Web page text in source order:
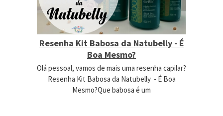
Resenha Kit Babosa da Natubelly - É
Boa Mesmo?
Olá pessoal, vamos de mais uma resenha capilar?
Resenha Kit Babosa da Natubelly - É Boa
Mesmo?Que babosa é um